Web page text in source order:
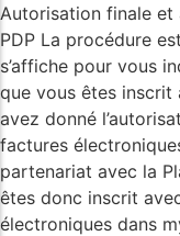
Autorisation finale et
PDP La procédure
s’affiche pour vous
que vous êtes inscrit
avez donné
factures
partenariat avec la
êtes donc inscrit
électroniques dans